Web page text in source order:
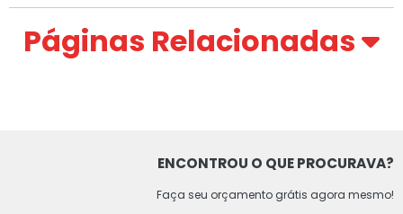
Páginas Relacionadas
ENCONTROU O QUE PROCURAVA?
Faça seu orçamento grátis agora mesmo!